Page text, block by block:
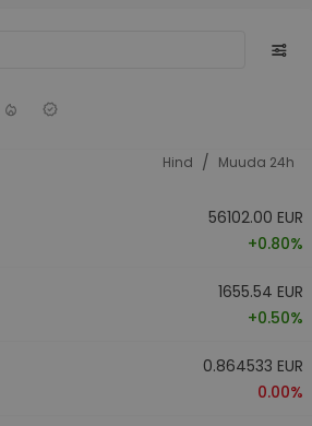
Hind / Muuda 24h
56102.00 EUR
+0.80%
1655.54 EUR
+0.50%
0.864533 EUR
0.00%